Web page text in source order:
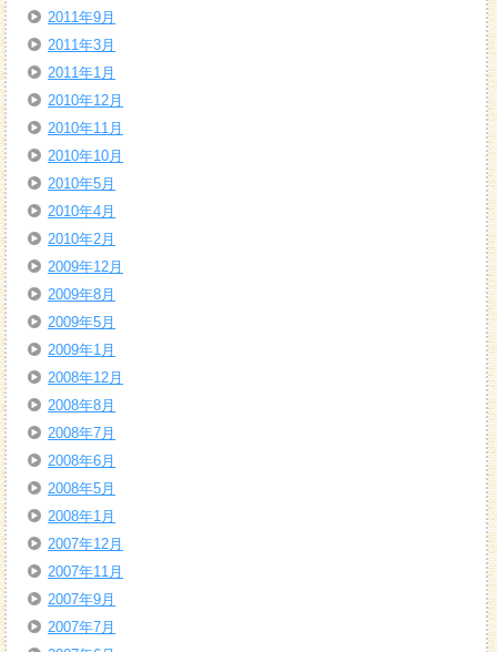
2011年9月
2011年3月
2011年1月
2010年12月
2010年11月
2010年10月
2010年5月
2010年4月
2010年2月
2009年12月
2009年8月
2009年5月
2009年1月
2008年12月
2008年8月
2008年7月
2008年6月
2008年5月
2008年1月
2007年12月
2007年11月
2007年9月
2007年7月